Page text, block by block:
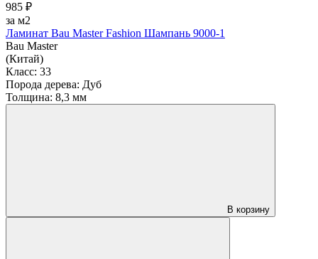
985 ₽
за м2
Ламинат Bau Master Fashion Шампань 9000-1
Bau Master
(Китай)
Класс: 33
Порода дерева: Дуб
Толщина: 8,3 мм
В корзину